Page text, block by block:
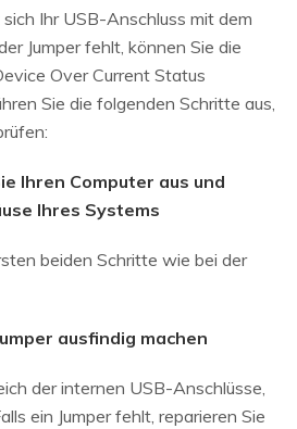
Ihr USB-Anschluss mit dem
Jumper fehlt, können Sie die
Over Current Status
Sie die folgenden Schritte aus,
Ihren Computer aus und
Ihres Systems
beiden Schritte wie bei der
ausfindig machen
der internen USB-Anschlüsse,
ein Jumper fehlt, reparieren Sie